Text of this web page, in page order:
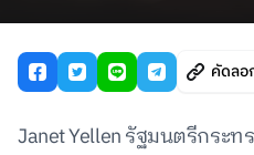
คัดลอ
Janet Yellen รัฐมนตรีกระท